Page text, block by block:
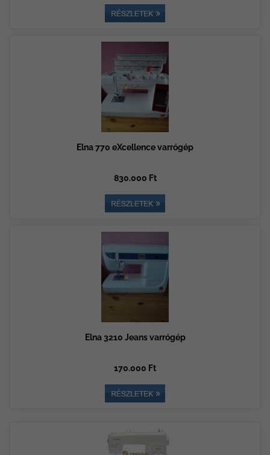
Elna 770 eXcellence varrógép
830.000 Ft
Elna 3210 Jeans varrógép
170.000 Ft